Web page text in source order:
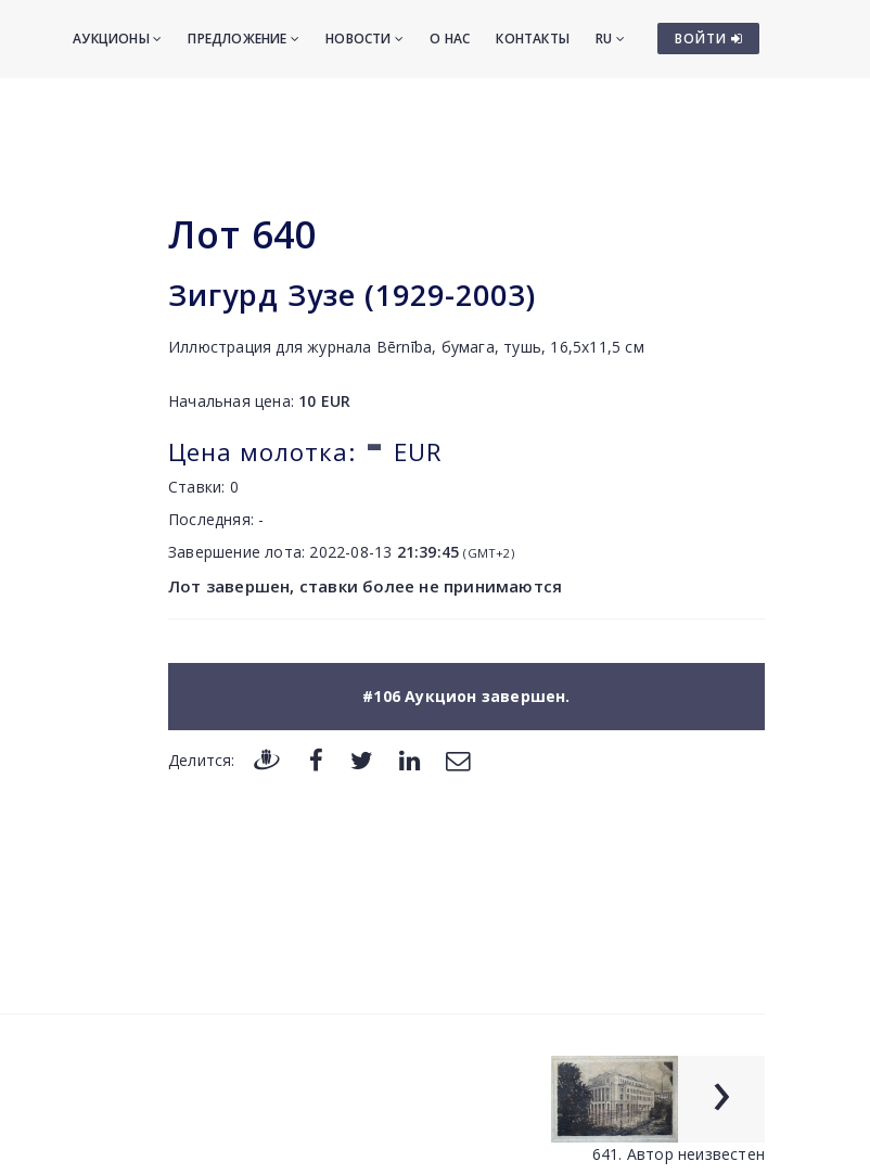
ВОЙТИ
АУКЦИОНЫ ПРЕДЛОЖЕНИЕ НОВОСТИ О НАС КОНТАКТЫ RU
Лот 640
Зигурд Зузе (1929-2003)
Иллюстрация для журнала Bērnība, бумага, тушь, 16,5х11,5 см
Начальная цена: 10 EUR
Цена молотка: - EUR
Ставки: 0
Последняя: -
Завершение лота: 2022-08-13 21:39:45 (GMT+2)
Лот завершен, ставки более не принимаются
#106 Аукцион завершен.
Делится:
›
641. Автор неизвестен